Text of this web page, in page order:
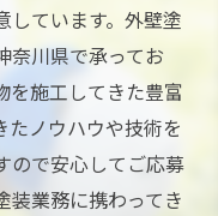
しています。外壁塗
奈川県で承ってお
を施工してきた豊富
たノウハウや技術を
ので安心してご応募
装業務に携わってき